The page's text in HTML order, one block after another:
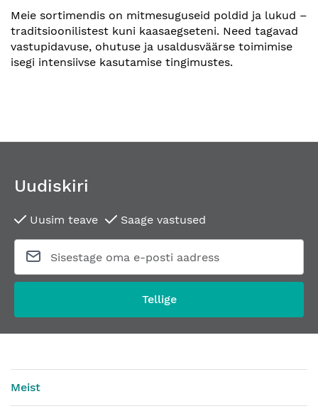
Meie sortimendis on mitmesuguseid poldid ja lukud –
traditsioonilistest kuni kaasaegseteni. Need tagavad
vastupidavuse, ohutuse ja usaldusväärse toimimise
isegi intensiivse kasutamise tingimustes.
Uudiskiri
Uusim teave Saage vastused
Tellige
Meist